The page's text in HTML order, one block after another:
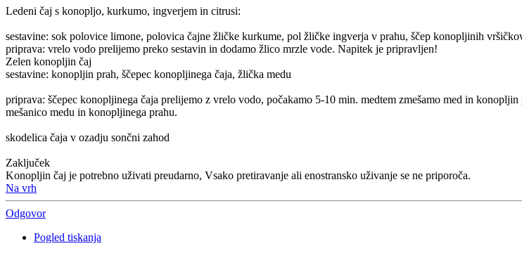
Ledeni čaj s konopljo, kurkumo, ingverjem in citrusi:
sestavine: sok polovice limone, polovica čajne žličke kurkume, pol žličke ingverja v prahu, ščep konopljinih
priprava: vrelo vodo prelijemo preko sestavin in dodamo žlico mrzle vode. Napitek je pripravljen!
Zelen konopljin čaj
sestavine: konopljin prah, ščepec konopljinega čaja, žlička medu
priprava: ščepec konopljinega čaja prelijemo z vrelo vodo, počakamo 5-10 min. medtem zmešamo med in
mešanico medu in konopljinega prahu.
skodelica čaja v ozadju sončni zahod
Zaključek
Konopljin čaj je potrebno uživati preudarno, Vsako pretiravanje ali enostransko uživanje se ne priporoča.
Na vrh
Odgovor
Pogled tiskanja